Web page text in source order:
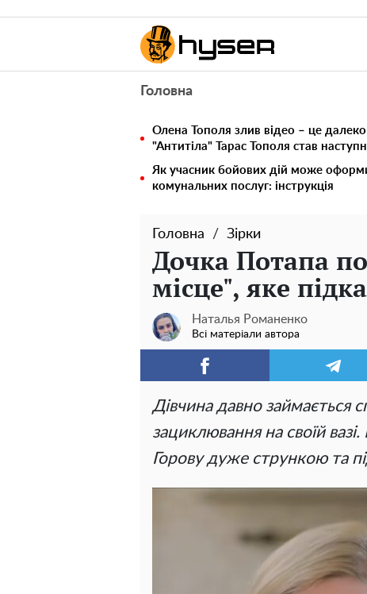
Головна
Олена Тополя злив відео – це
"Антитіла" Тарас Тополя став
Як учасник бойових дій може
комунальних послуг: інструкція
Головна Зірки
Дочка Потапа
місце", яке
Наталья Романенко
Всі матеріали автора
Дівчина давно займається
зациклювання на своїй
Горову дуже стрункою та